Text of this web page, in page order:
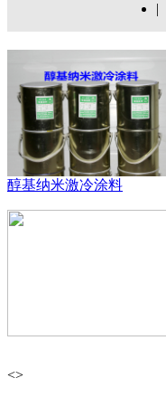
|
醇基纳米激冷涂料
<>